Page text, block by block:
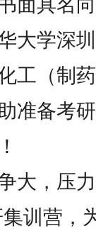
面具名
大学深
工（制
准备考
大，压
训营，